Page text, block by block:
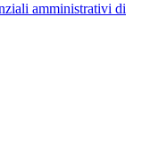
amministrativi di